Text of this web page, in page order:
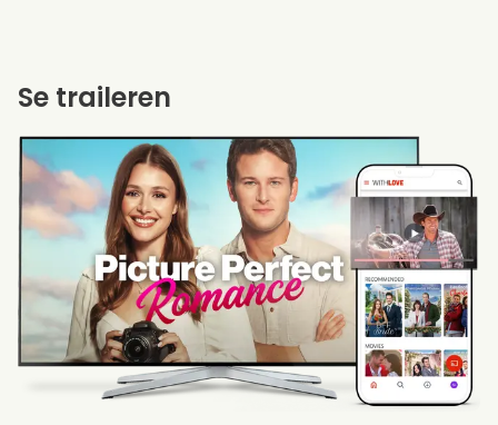
Se traileren